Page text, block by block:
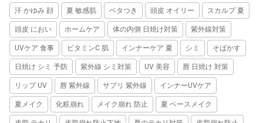
汗 かゆみ 顔 夏 敏感肌 ベタつき 頭皮 オイリー スカルプ 夏
頭皮 におい ホームケア 体の内側 日焼け対策 紫外線対策
UVケア 食事 ビタミンC 肌 インナーケア 夏 シミ そばかす
日焼け シミ 予防 紫外線 シミ対策 UV 美容 唇 日焼け 対策
リップ UV 唇 紫外線 サプリ 紫外線 インナーUVケア
夏メイク 化粧崩れ メイク崩れ 防止 夏 ベースメイク